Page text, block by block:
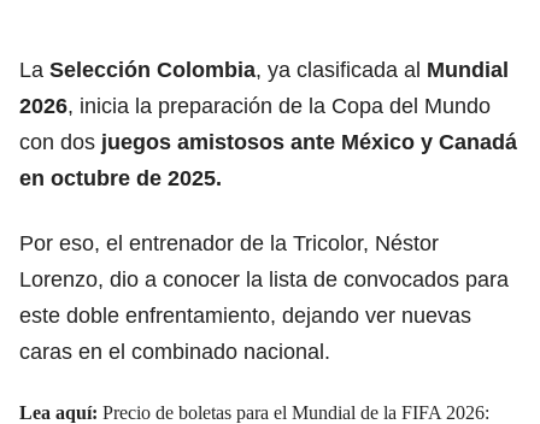
La Selección Colombia, ya clasificada al Mundial
2026, inicia la preparación de la Copa del Mundo
con dos juegos amistosos ante México y Canadá
en octubre de 2025.
Por eso, el entrenador de la Tricolor, Néstor
Lorenzo, dio a conocer la lista de convocados para
este doble enfrentamiento, dejando ver nuevas
caras en el combinado nacional.
Lea aquí: Precio de boletas para el Mundial de la FIFA 2026: